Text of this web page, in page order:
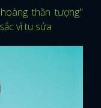
thần tượng"
vì tu sửa